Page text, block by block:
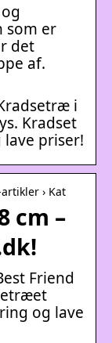
som er
det
af.
i
Kradset
priser!
› Kat
cm –
Friend
og lave